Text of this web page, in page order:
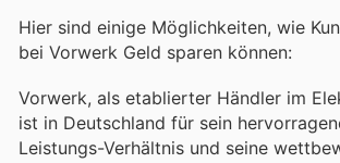
Hier sind einige Möglichkeiten, wie
bei Vorwerk Geld sparen können:
Vorwerk, als etablierter Händler im
ist in Deutschland für sein
Leistungs-Verhältnis und seine